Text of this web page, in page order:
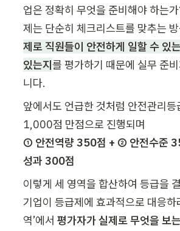
업은 정확히 무엇을 준비해야 하는
제는 단순히 체크리스트를 맞추는
제로 직원들이 안전하게 일할 수 있
있는지를 평가하기 때문에 실무 준
니다.
앞에서도 언급한 것처럼 안전관리
① 안전역량 350점 + ② 안전수준
성과 300점
이렇게 세 영역을 합산하여 등급을
기업이 등급제에 효과적으로 대응하
역’에서 평가자가 실제로 무엇을 보